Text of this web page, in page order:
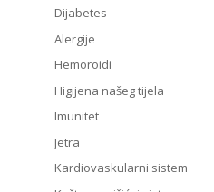
Dijabetes
Alergije
Hemoroidi
Higijena našeg tijela
Imunitet
Jetra
Kardiovaskularni sistem